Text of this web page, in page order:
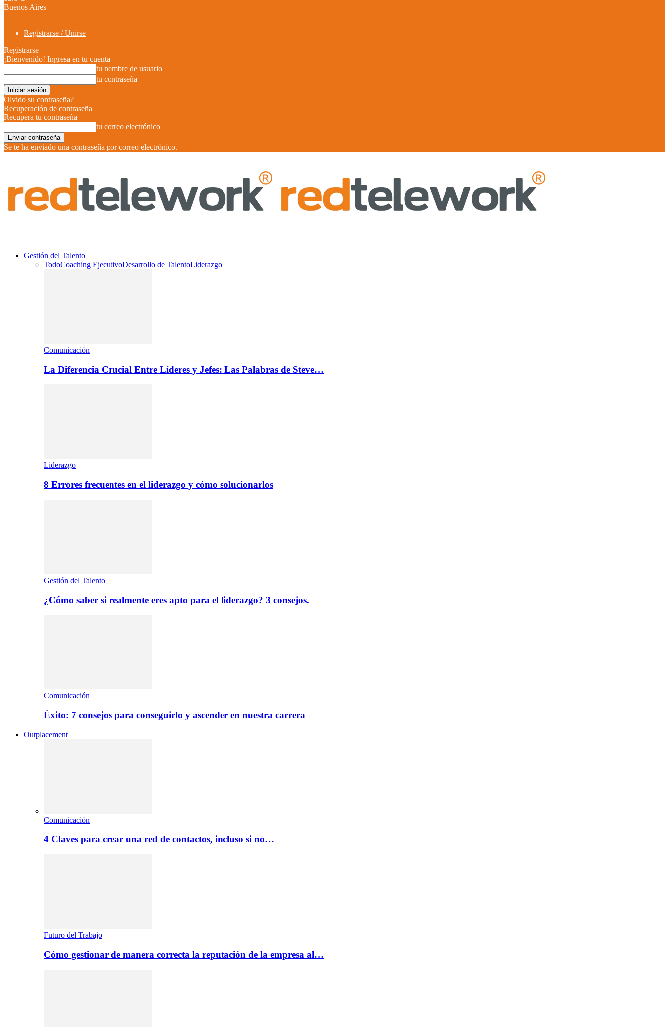
Buenos Aires
Registrarse / Unirse
Registrarse
¡Bienvenido! Ingresa en tu cuenta
tu nombre de usuario
tu contraseña
Olvido su contraseña?
Recuperación de contraseña
Recupera tu contraseña
tu correo electrónico
Se te ha enviado una contraseña por correo electrónico.
Gestión del Talento
TodoCoaching EjecutivoDesarrollo de TalentoLiderazgo
Comunicación
La Diferencia Crucial Entre Líderes y Jefes: Las Palabras de Steve…
Liderazgo
8 Errores frecuentes en el liderazgo y cómo solucionarlos
Gestión del Talento
¿Cómo saber si realmente eres apto para el liderazgo? 3 consejos.
Comunicación
Éxito: 7 consejos para conseguirlo y ascender en nuestra carrera
Outplacement
Comunicación
4 Claves para crear una red de contactos, incluso si no…
Futuro del Trabajo
Cómo gestionar de manera correcta la reputación de la empresa al…